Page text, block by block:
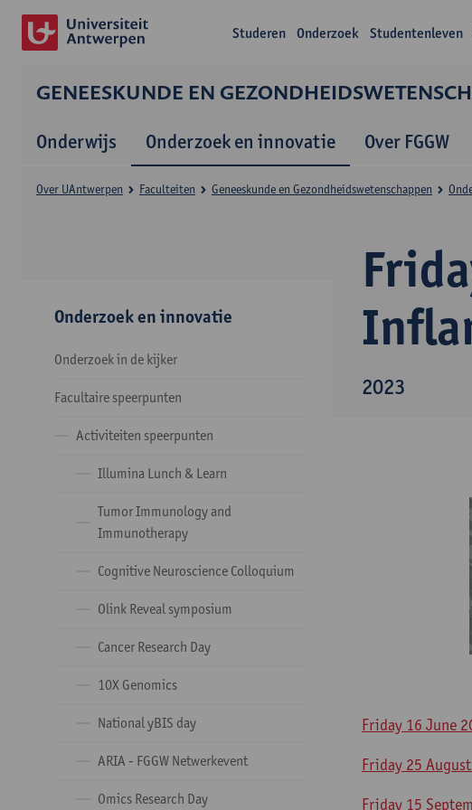
Studeren Onderzoek Studentenleven
GENEESKUNDE EN
Onderwijs Onderzoek en innovatie Over FGGW
2023
Over UAntwerpen Faculteiten Geneeskunde en Gezondheids­wetenschappen
Onderzoek en innovatie
Onderzoek in de kijker
Facultaire speerpunten
Activiteiten speerpunten
Illumina Lunch & Learn
Tumor Immunology and
Immunotherapy
Cognitive Neuroscience Colloquium
Olink Reveal symposium
Cancer Research Day
10X Genomics
National yBIS day
ARIA - FGGW Netwerkevent
Omics Research Day
​Friday 16 June
​Friday 25
Friday 15